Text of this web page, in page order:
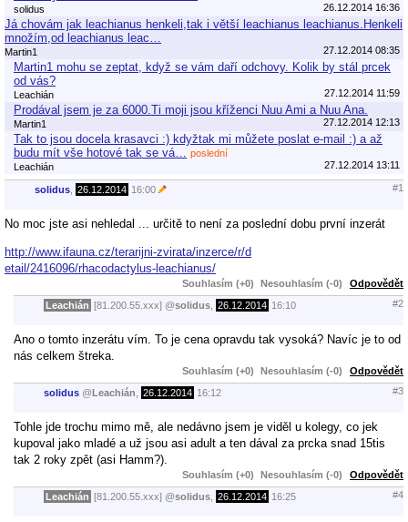
solidus 26.12.2014 16:36
Já chovám jak leachianus henkeli,tak i větší leachianus leachianus.Henkeli
množím,od leachianus leac…
Martin1 27.12.2014 08:35
Martin1 mohu se zeptat, když se vám daří odchovy. Kolik by stál prcek
od vás?
Leachián 27.12.2014 11:59
Prodával jsem je za 6000.Ti moji jsou kříženci Nuu Ami a Nuu Ana.
Martin1 27.12.2014 12:13
Tak to jsou docela krasavci :) kdyžtak mi můžete poslat e-mail :) a až
budu mít vše hotové tak se vá…
poslední
Leachián
27.12.2014 13:11
solidus 26.12.2014 16:00 #1
No moc jste asi nehledal ... určitě to není za poslední dobu první inzerát
http://www.ifauna.cz/terarijni-zvirata/inzerce/r/d
etail/2416096/rhacodactylus-leachianus/
Souhlasím (+0) Nesouhlasím (-0) Odpovědět
Leachián [81.200.55.xxx] @solidus 26.12.2014 16:10 #2
Ano o tomto inzerátu vím. To je cena opravdu tak vysoká? Navíc je to od
nás celkem štreka.
Souhlasím (+0) Nesouhlasím (-0) Odpovědět
solidus @Leachián 26.12.2014 16:12 #3
Tohle jde trochu mimo mě, ale nedávno jsem je viděl u kolegy, co jek
kupoval jako mladé a už jsou asi adult a ten dával za prcka snad 15tis
tak 2 roky zpět (asi Hamm?).
Souhlasím (+0) Nesouhlasím (-0) Odpovědět
Leachián [81.200.55.xxx] @solidus 26.12.2014 16:25 #4